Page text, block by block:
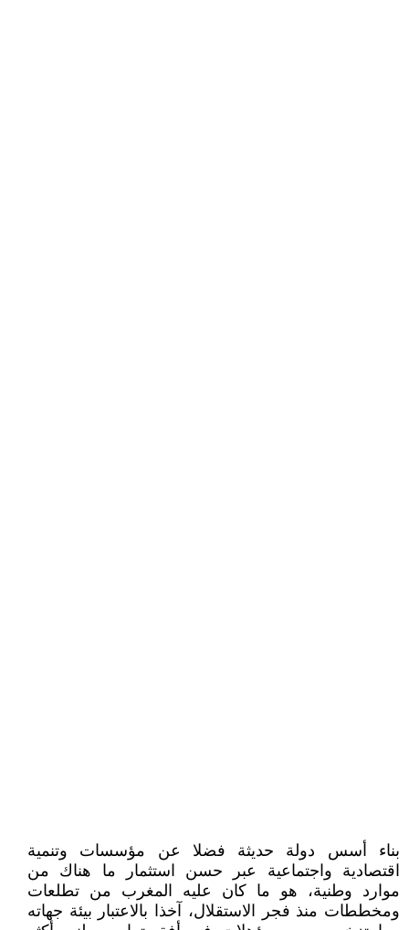
بناء أسس دولة حديثة فضلا عن مؤسسات وتنمية
اقتصادية واجتماعية عبر حسن استثمار ما هناك من
موارد وطنية، هو ما كان عليه المغرب من تطلعات
ومخططات منذ فجر الاستقلال، آخذا بالاعتبار بيئة جهاته